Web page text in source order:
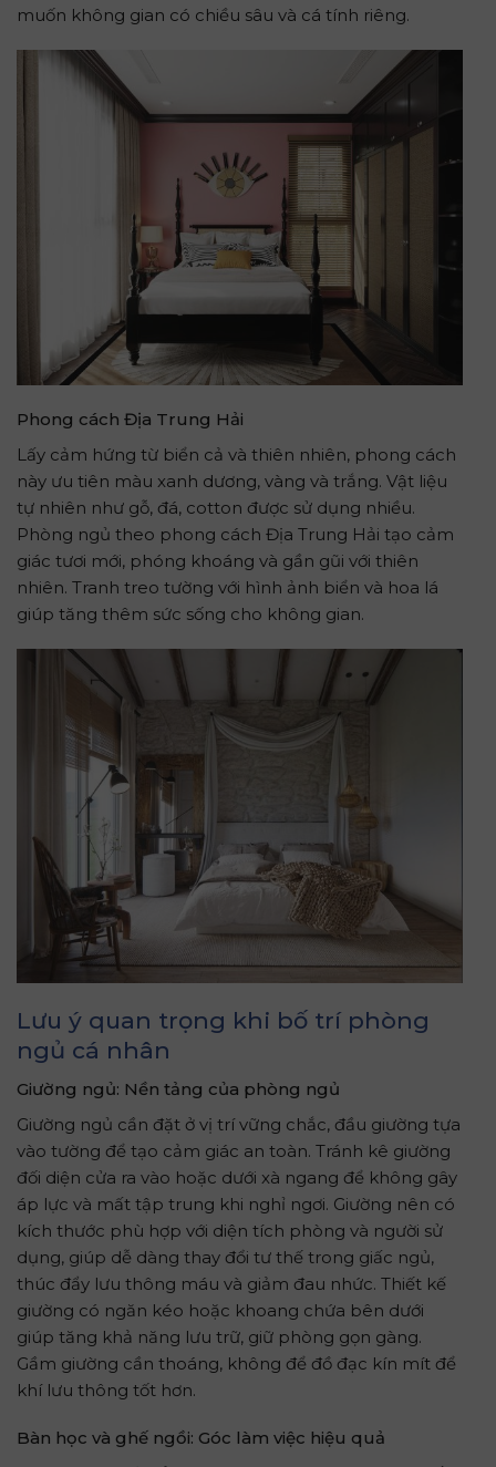
muốn không gian có chiều sâu và cá tính riêng.
Phong cách Địa Trung Hải
Lấy cảm hứng từ biển cả và thiên nhiên, phong cách
này ưu tiên màu xanh dương, vàng và trắng. Vật liệu
tự nhiên như gỗ, đá, cotton được sử dụng nhiều.
Phòng ngủ theo phong cách Địa Trung Hải tạo cảm
giác tươi mới, phóng khoáng và gần gũi với thiên
nhiên. Tranh treo tường với hình ảnh biển và hoa lá
giúp tăng thêm sức sống cho không gian.
Lưu ý quan trọng khi bố trí phòng
ngủ cá nhân
Giường ngủ: Nền tảng của phòng ngủ
Giường ngủ cần đặt ở vị trí vững chắc, đầu giường tựa
vào tường để tạo cảm giác an toàn. Tránh kê giường
đối diện cửa ra vào hoặc dưới xà ngang để không gây
áp lực và mất tập trung khi nghỉ ngơi. Giường nên có
kích thước phù hợp với diện tích phòng và người sử
dụng, giúp dễ dàng thay đổi tư thế trong giấc ngủ,
thúc đẩy lưu thông máu và giảm đau nhức. Thiết kế
giường có ngăn kéo hoặc khoang chứa bên dưới
giúp tăng khả năng lưu trữ, giữ phòng gọn gàng.
Gầm giường cần thoáng, không để đồ đạc kín mít để
khí lưu thông tốt hơn.
Bàn học và ghế ngồi: Góc làm việc hiệu quả